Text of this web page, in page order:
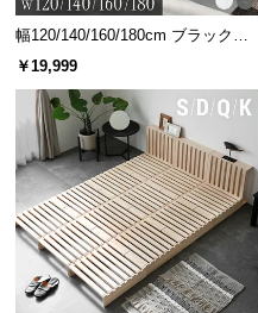
幅120/140/160/180cm ブラックフ
レーム ダイニング 大理石調 4人掛
￥19,999